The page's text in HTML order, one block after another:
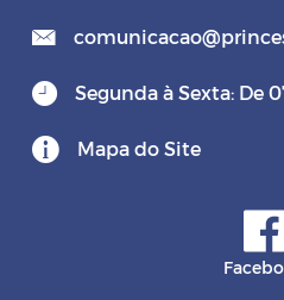
Segunda à Sexta: De
Mapa do Site